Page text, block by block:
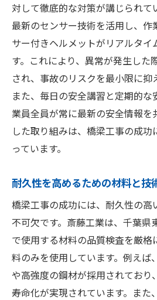
対して徹底的な対策が講じられて
最新のセンサー技術を活用し、作
サー付きヘルメットがリアルタイ
す。これにより、異常が発生した
され、事故のリスクを最小限に抑
また、毎日の安全講習と定期的
業員全員が常に最新の安全情報を
した取り組みは、橋梁工事の成
っています。
耐久性を高めるための材料と技
橋梁工事の成功には、耐久性の高
不可欠です。斎藤工業は、千葉県
で使用する材料の品質検査を厳
料のみを使用しています。例えば
や高強度の鋼材が採用されており
寿命化が実現されています。また